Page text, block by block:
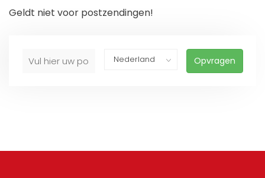
Geldt niet voor postzendingen!
Opvragen